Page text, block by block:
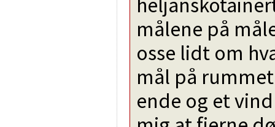
målene på
osse lidt om
mål på
ende og et